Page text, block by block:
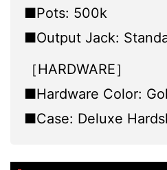
■Pots: 500k
■Output Jack:
［HARDWARE］
■Hardware Color:
■Case: Deluxe